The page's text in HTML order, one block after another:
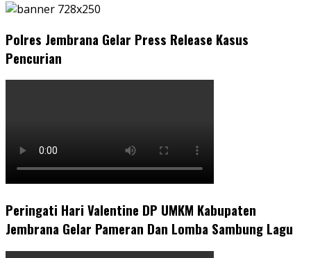
Polres Jembrana Gelar Press Release Kasus
Pencurian
Peringati Hari Valentine DP UMKM Kabupaten
Jembrana Gelar Pameran Dan Lomba Sambung Lagu